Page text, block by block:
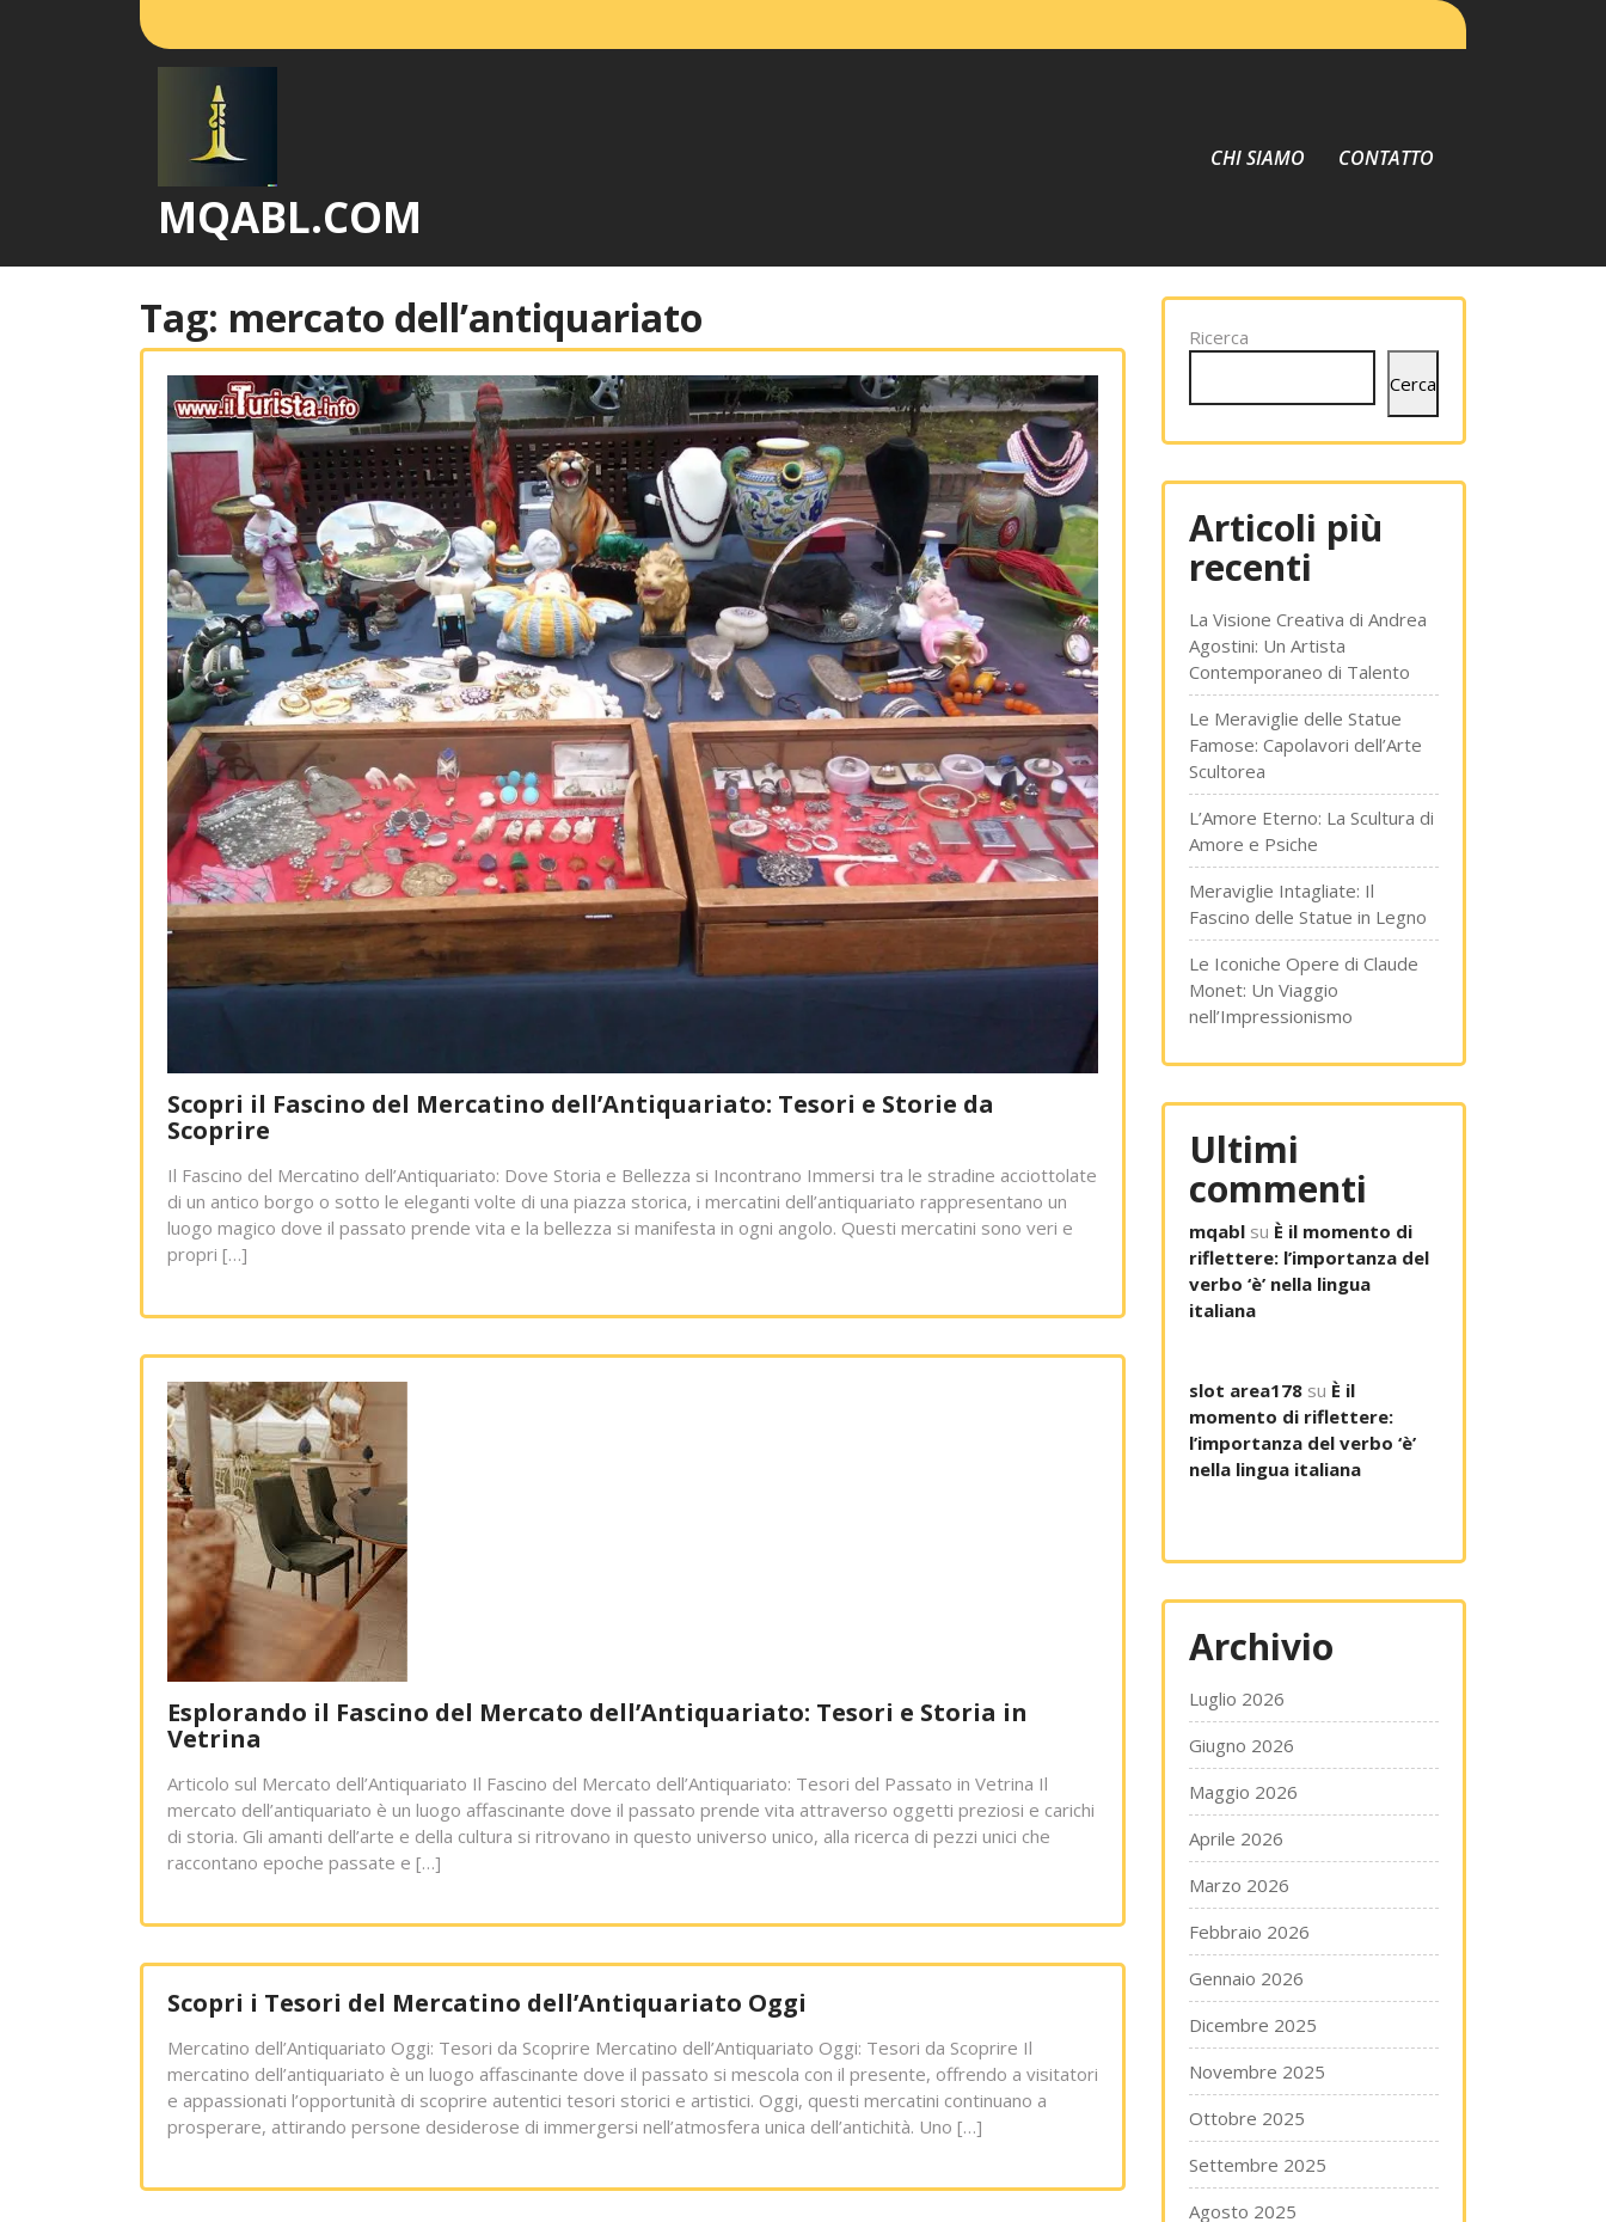
MQABL.COM
CHI SIAMO CONTATTO
Tag: mercato dell’antiquariato
Scopri il Fascino del Mercatino dell’Antiquariato: Tesori e Storie da
Scoprire
Il Fascino del Mercatino dell’Antiquariato: Dove Storia e Bellezza si Incontrano Immersi tra le stradine acciottolate
di un antico borgo o sotto le eleganti volte di una piazza storica, i mercatini dell’antiquariato rappresentano un
luogo magico dove il passato prende vita e la bellezza si manifesta in ogni angolo. Questi mercatini sono veri e
propri […]
Esplorando il Fascino del Mercato dell’Antiquariato: Tesori e Storia in
Vetrina
Articolo sul Mercato dell’Antiquariato Il Fascino del Mercato dell’Antiquariato: Tesori del Passato in Vetrina Il
mercato dell’antiquariato è un luogo affascinante dove il passato prende vita attraverso oggetti preziosi e carichi
di storia. Gli amanti dell’arte e della cultura si ritrovano in questo universo unico, alla ricerca di pezzi unici che
raccontano epoche passate e […]
Scopri i Tesori del Mercatino dell’Antiquariato Oggi
Mercatino dell’Antiquariato Oggi: Tesori da Scoprire Mercatino dell’Antiquariato Oggi: Tesori da Scoprire Il
mercatino dell’antiquariato è un luogo affascinante dove il passato si mescola con il presente, offrendo a visitatori
e appassionati l’opportunità di scoprire autentici tesori storici e artistici. Oggi, questi mercatini continuano a
prosperare, attirando persone desiderose di immergersi nell’atmosfera unica dell’antichità. Uno […]
Ricerca
Cerca
Articoli più
recenti
La Visione Creativa di Andrea
Agostini: Un Artista
Contemporaneo di Talento
Le Meraviglie delle Statue
Famose: Capolavori dell’Arte
Scultorea
L’Amore Eterno: La Scultura di
Amore e Psiche
Meraviglie Intagliate: Il
Fascino delle Statue in Legno
Le Iconiche Opere di Claude
Monet: Un Viaggio
nell’Impressionismo
Ultimi
commenti
mqabl su È il momento di
riflettere: l’importanza del
verbo ‘è’ nella lingua
italiana
slot area178 su È il
momento di riflettere:
l’importanza del verbo ‘è’
nella lingua italiana
Archivio
Luglio 2026
Giugno 2026
Maggio 2026
Aprile 2026
Marzo 2026
Febbraio 2026
Gennaio 2026
Dicembre 2025
Novembre 2025
Ottobre 2025
Settembre 2025
Agosto 2025